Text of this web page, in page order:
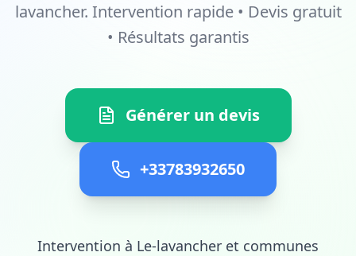
lavancher. Intervention rapide • Devis gratuit
• Résultats garantis
Générer un devis
+33783932650
Intervention à Le-lavancher et communes